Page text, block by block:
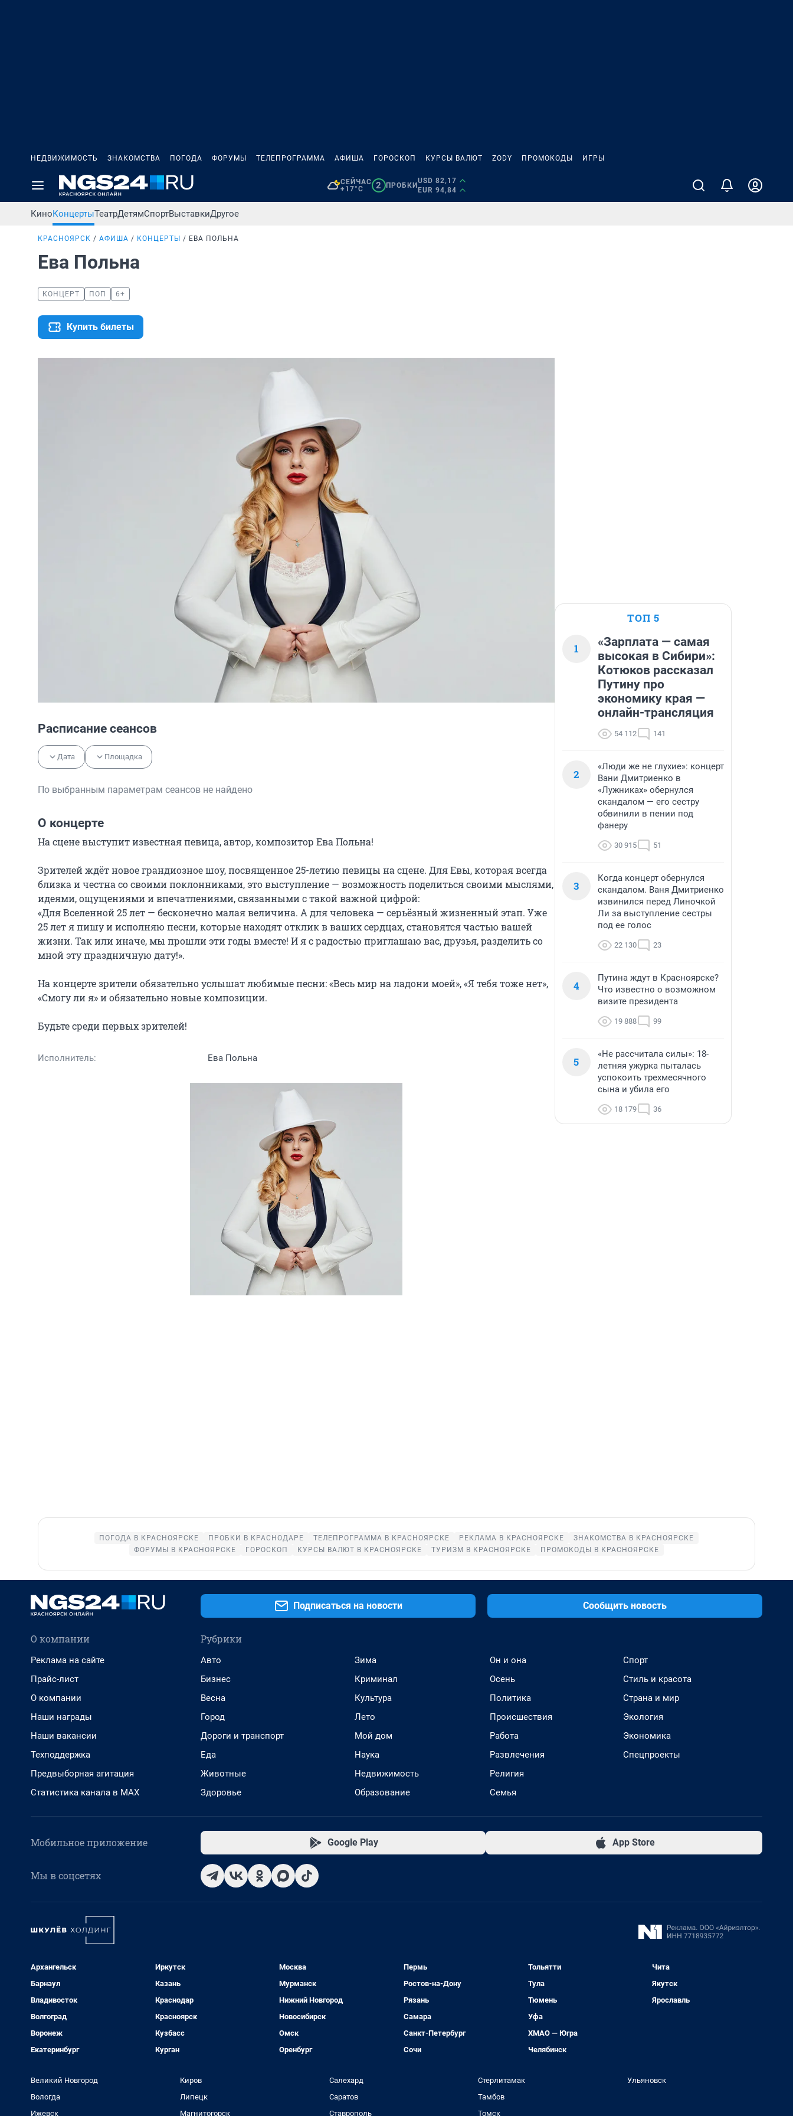
НЕДВИЖИМОСТЬ ЗНАКОМСТВА ПОГОДА ФОРУМЫ ТЕЛЕПРОГРАММА АФИША ГОРОСКОП КУРСЫ ВАЛЮТ ZODY ПРОМОКОДЫ ИГРЫ
СЕЙЧАС
+17°C
2 ПРОБКИ
USD 82,17
EUR 94,84
КиноКонцертыТеатрДетямСпортВыставкиДругое
КРАСНОЯРСК АФИША КОНЦЕРТЫ ЕВА ПОЛЬНА
Ева Польна
КОНЦЕРТ ПОП 6+
Купить билеты
Расписание сеансов
Дата Площадка
По выбранным параметрам сеансов не найдено
О концерте
На сцене выступит известная певица, автор, композитор Ева Польна!
Зрителей ждёт новое грандиозное шоу, посвященное 25-летию певицы на сцене. Для Евы, которая всегда
близка и честна со своими поклонниками, это выступление — возможность поделиться своими мыслями,
идеями, ощущениями и впечатлениями, связанными с такой важной цифрой:
«Для Вселенной 25 лет — бесконечно малая величина. А для человека — серьёзный жизненный этап. Уже
25 лет я пишу и исполняю песни, которые находят отклик в ваших сердцах, становятся частью вашей
жизни. Так или иначе, мы прошли эти годы вместе! И я с радостью приглашаю вас, друзья, разделить со
мной эту праздничную дату!».
На концерте зрители обязательно услышат любимые песни: «Весь мир на ладони моей», «Я тебя тоже нет»,
«Смогу ли я» и обязательно новые композиции.
Будьте среди первых зрителей!
Исполнитель: Ева Польна
ТОП 5
1
«Зарплата — самая
высокая в Сибири»:
Котюков рассказал
Путину про
экономику края —
онлайн-трансляция
54 112 141
2
«Люди же не глухие»: концерт
Вани Дмитриенко в
«Лужниках» обернулся
скандалом — его сестру
обвинили в пении под
фанеру
30 915 51
3
Когда концерт обернулся
скандалом. Ваня Дмитриенко
извинился перед Линочкой
Ли за выступление сестры
под ее голос
22 130 23
4
Путина ждут в Красноярске?
Что известно о возможном
визите президента
19 888 99
5
«Не рассчитала силы»: 18-
летняя ужурка пыталась
успокоить трехмесячного
сына и убила его
18 179 36
ПОГОДА В КРАСНОЯРСКЕ ПРОБКИ В КРАСНОДАРЕ ТЕЛЕПРОГРАММА В КРАСНОЯРСКЕ РЕКЛАМА В КРАСНОЯРСКЕ
ЗНАКОМСТВА В КРАСНОЯРСКЕ
ФОРУМЫ В КРАСНОЯРСКЕ
ГОРОСКОП КУРСЫ ВАЛЮТ В КРАСНОЯРСКЕ ТУРИЗМ В КРАСНОЯРСКЕ ПРОМОКОДЫ В КРАСНОЯРСКЕ
Подписаться на новости Сообщить новость
О компании
Реклама на сайте
Прайс-лист
О компании
Наши награды
Наши вакансии
Техподдержка
Предвыборная агитация
Статистика канала в MAX
Рубрики
Авто
Бизнес
Весна
Город
Дороги и транспорт
Еда
Животные
Здоровье
Зима
Криминал
Культура
Лето
Мой дом
Наука
Недвижимость
Образование
Он и она
Осень
Политика
Происшествия
Работа
Развлечения
Религия
Семья
Спорт
Стиль и красота
Страна и мир
Экология
Экономика
Спецпроекты
Мобильное приложение Google Play App Store
Мы в соцсетях
Архангельск
Барнаул
Владивосток
Волгоград
Воронеж
Екатеринбург
Иркутск
Казань
Краснодар
Красноярск
Кузбасс
Курган
Москва
Мурманск
Нижний Новгород
Новосибирск
Омск
Оренбург
Пермь
Ростов-на-Дону
Рязань
Самара
Санкт-Петербург
Сочи
Тольятти
Тула
Тюмень
Уфа
ХМАО — Югра
Челябинск
Чита
Якутск
Ярославль
Великий Новгород
Вологда
Ижевск
Киров
Липецк
Магнитогорск
Салехард
Саратов
Ставрополь
Стерлитамак
Тамбов
Томск
Ульяновск